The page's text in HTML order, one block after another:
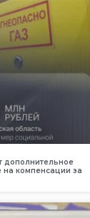
дополнительное
компенсации за